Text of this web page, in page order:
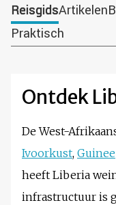
ReisgidsArtikelen
Praktisch
Ontdek
De West-
Ivoorkust, Guinee
heeft Liberia
infrastructuur is